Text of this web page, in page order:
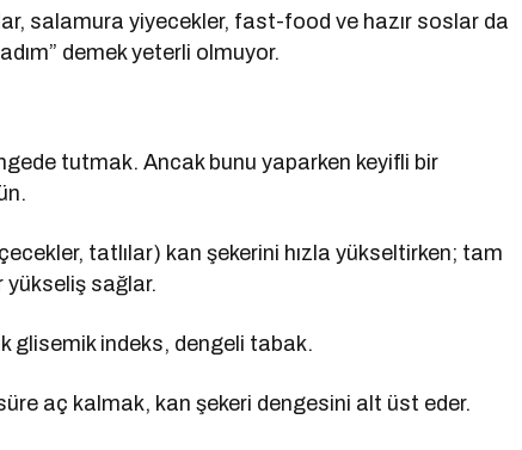
salamura yiyecekler, fast-food ve hazır soslar da
demek yeterli olmuyor.
tutmak. Ancak bunu yaparken keyifli bir
tatlılar) kan şekerini hızla yükseltirken; tam
yükseliş sağlar.
glisemik indeks, dengeli tabak.
aç kalmak, kan şekeri dengesini alt üst eder.